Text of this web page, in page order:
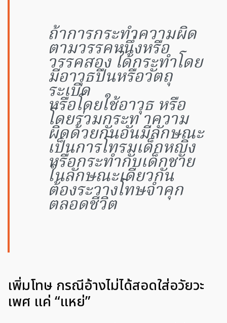
ถ้าการกระทำความผิด
ตามวรรคหนึ่งหรือ
วรรคสอง ได้กระทำโดย
มีอาวุธปืนหรือวัตถุ
ระเบิด
หรือโดยใช้อาวุธ หรือ
โดยร่วมกระท าความ
ผิดด้วยกันอันมีลักษณะ
เป็นการโทรมเด็กหญิง
หรือกระทำกับเด็กชาย
ในลักษณะเดียวกัน
ต้องระวางโทษจำคุก
ตลอดชีวิต
เพิ่มโทษ กรณีอ้างไม่ได้สอดใส่อวัยวะ
เพศ แค่ “แหย่”